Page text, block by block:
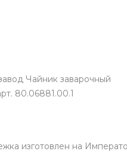
Чайник заварочный
80.06881.00.1
изготовлен на